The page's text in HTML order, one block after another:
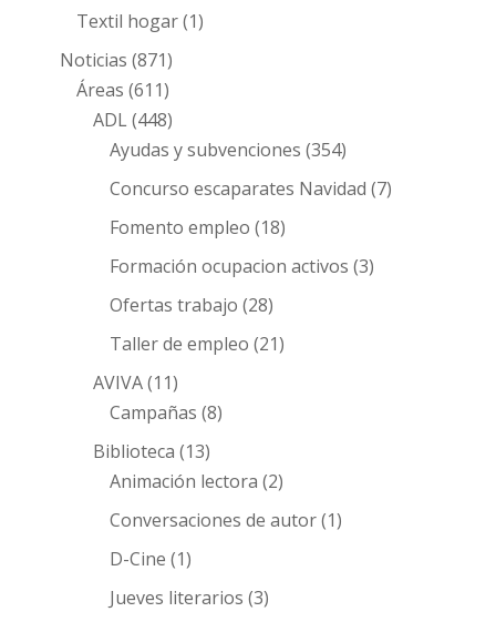
Textil hogar(1)
Noticias (871)
Áreas (611)
ADL(448)
Ayudas y subvenciones (354)
Concurso escaparates Navidad (7)
Fomento empleo (18)
Formación ocupacion activos (3)
Ofertas trabajo (28)
Taller de empleo (21)
AVIVA(11)
Campañas (8)
Biblioteca (13)
Animación lectora (2)
Conversaciones de autor(1)
D-Cine (1)
Jueves literarios (3)